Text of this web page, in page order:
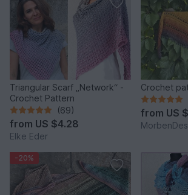
Triangular Scarf „Network“ -
Crochet Pattern
(69)
from US $4.28
Elke Eder
Crochet
from US
-20%